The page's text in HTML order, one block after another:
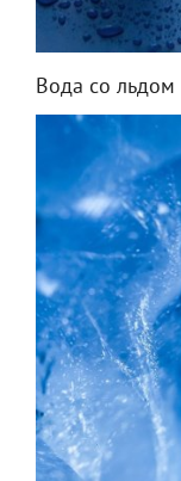
Вода со льдом